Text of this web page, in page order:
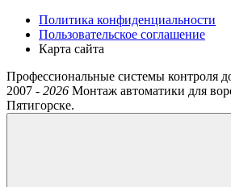
Политика конфиденциальности
Пользовательское соглашение
Карта сайта
Профессиональные системы контроля
2007 - 2026 Монтаж автоматики для
Пятигорске.